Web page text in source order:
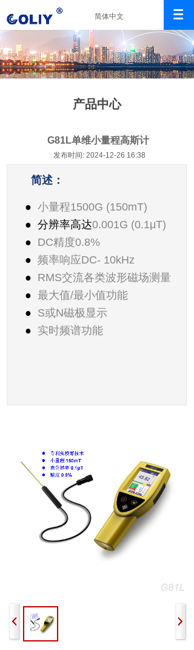
简体中文
产品中心
G81L单维小量程高斯计
发布时间: 2024-12-26 16:38
简述：
● 小量程1500G (150mT)
● 分辨率高达0.001G (0.1μT)
● DC精度0.8%
● 频率响应DC- 10kHz
● RMS交流各类波形磁场测量
● 最大值/最小值功能
● S或N磁极显示
● 实时频谱功能